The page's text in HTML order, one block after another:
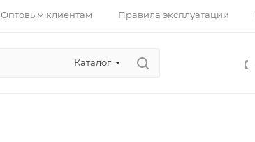
Оптовым клиентам Правила эксплуатации
Каталог